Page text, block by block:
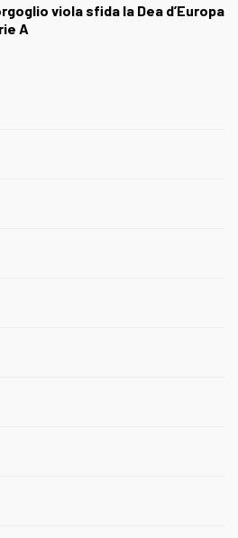
viola sfida la Dea d’Europa
A